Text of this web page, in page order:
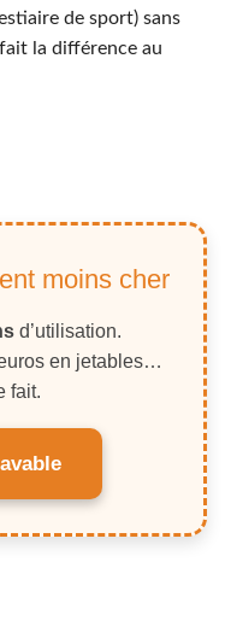
de sport) sans
la différence au
moins cher
d’utilisation.
en jetables…
fait.